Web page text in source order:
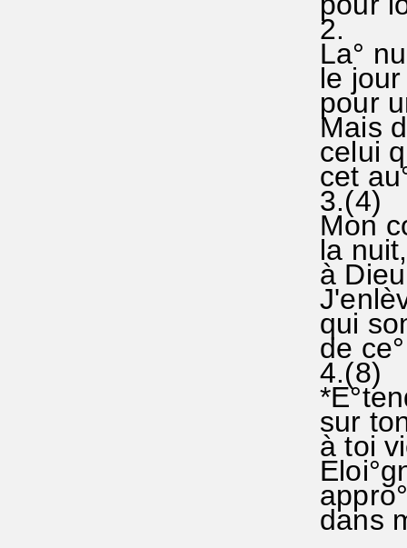
2.
La°
le
pour
Mais
celui
cet
3.(4)
Mon
la
à
qui
de
4.(8)
sur
à toi
dans